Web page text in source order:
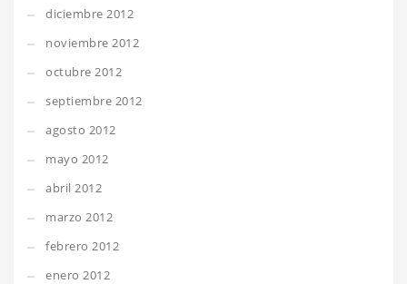
diciembre 2012
noviembre 2012
octubre 2012
septiembre 2012
agosto 2012
mayo 2012
abril 2012
marzo 2012
febrero 2012
enero 2012